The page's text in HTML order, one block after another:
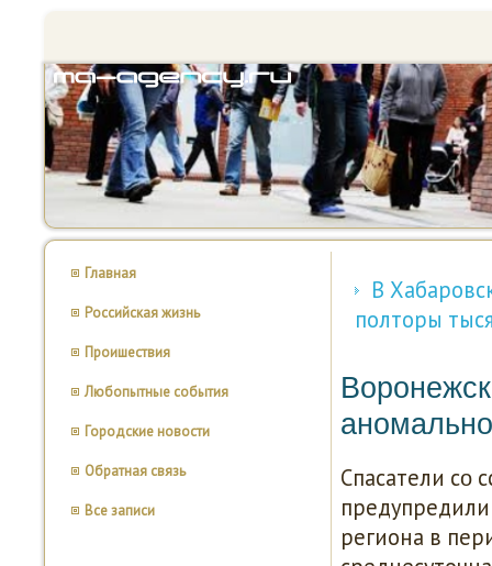
Главная
Российская жизнь
Проишествия
Любопытные события
Городские новости
Обратная связь
Все записи
В
полторы
Спасатели сο
региона в